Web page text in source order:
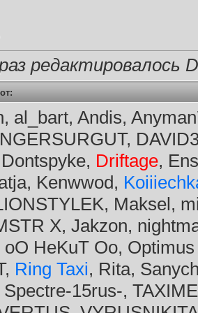
редактировалось
al_bart, Andis,
Driftage,
Kenwwod,
Maksel,
X, Jakzon,
oO HeKuT Oo,
Ring Taxi, Rita,
15rus-,